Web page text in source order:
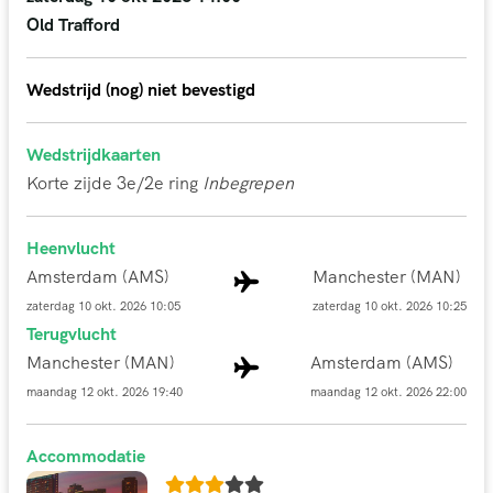
Brussels (BRU)
1 u 25 m
1 u 25 m
Amsterdam (AMS)
Retour
Vanaf:
B&B Hotel Manchester SportCity
Hyde Road, Belle Vue, Manchester
4,9 km Stadscentrum
8,1 Stadion
+ €17 Per nacht.
Taxi luchthaven retour
Old Trafford
Wedstrijd (nog) niet bevestigd
Wedstrijdkaarten
Korte zijde 3e/2e ring Inbegrepen
Heenvlucht
Amsterdam (AMS)
zaterdag 10 okt. 2026 10:05
Manchester (MAN)
zaterdag 10 okt. 2026 10:25
Terugvlucht
Manchester (MAN)
maandag 12 okt. 2026 19:40
Amsterdam (AMS)
maandag 12 okt. 2026 22:00
Accommodatie